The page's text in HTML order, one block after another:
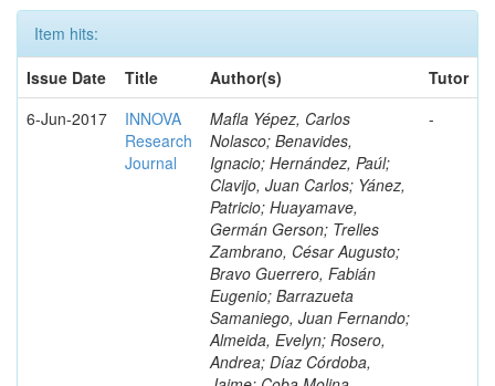
Item hits:
Issue Date
Title Author(s)
Tutor
6-Jun-2017
INNOVA
Research
Journal
Mafla Yépez, Carlos
Nolasco; Benavides,
Ignacio; Hernández, Paúl;
Clavijo, Juan Carlos; Yánez,
Patricio; Huayamave,
Germán Gerson; Trelles
Zambrano, César Augusto;
Bravo Guerrero, Fabián
Eugenio; Barrazueta
Samaniego, Juan Fernando;
Almeida, Evelyn; Rosero,
Andrea; Díaz Córdoba,
-